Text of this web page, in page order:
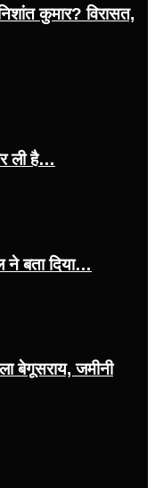
कुमार? विरासत,
ली है…
ने बता दिया…
बेगूसराय, जमीनी